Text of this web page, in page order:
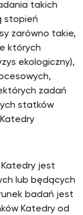
takich
stopień
zarówno takie,
których
ekologiczny),
zadań
statków
jest
lub będących
badań jest
Katedry od